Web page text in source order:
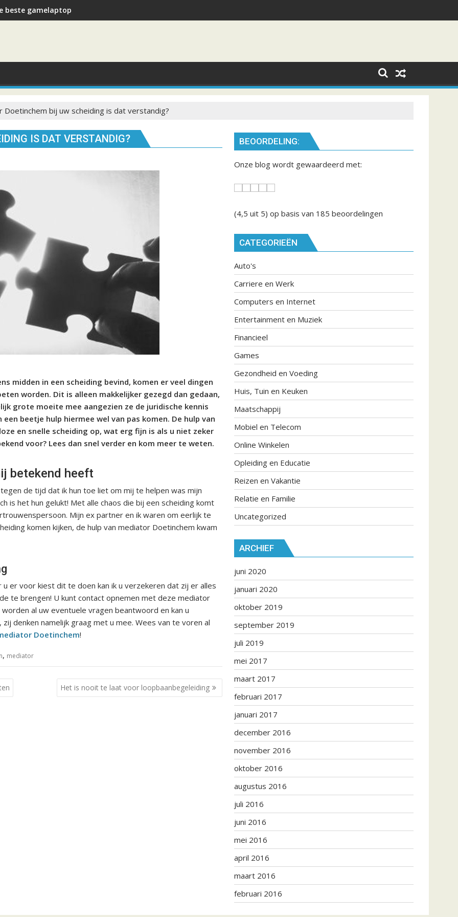
beste gamelaptop
Doetinchem bij uw scheiding is dat verstandig?
IS DAT VERSTANDIG?
midden in een scheiding bevind, komen er veel dingen
worden. Dit is alleen makkelijker gezegd dan gedaan,
grote moeite mee aangezien ze de juridische kennis
beetje hulp hiermee wel van pas komen. De hulp van
en snelle scheiding op, wat erg fijn is als u niet zeker
voor? Lees dan snel verder en kom meer te weten.
betekend heeft
de tijd dat ik hun toe liet om mij te helpen was mijn
is het hun gelukt! Met alle chaos die bij een scheiding komt
Mijn ex partner en ik waren om eerlijk te
komen kijken, de hulp van mediator Doetinchem kwam
er voor kiest dit te doen kan ik u verzekeren dat zij er alles
te brengen! U kunt contact opnemen met deze mediator
al uw eventuele vragen beantwoord en kan u
denken namelijk graag met u mee. Wees van te voren al
Doetinchem!
, mediator
Het is nooit te laat voor loopbaanbegeleiding
BEOORDELING:
Onze blog wordt gewaardeerd met:
(4,5 uit 5) op basis van 185 beoordelingen
CATEGORIEËN
Auto's
Carriere en Werk
Computers en Internet
Entertainment en Muziek
Financieel
Games
Gezondheid en Voeding
Huis, Tuin en Keuken
Maatschappij
Mobiel en Telecom
Online Winkelen
Opleiding en Educatie
Reizen en Vakantie
Relatie en Familie
Uncategorized
ARCHIEF
juni 2020
januari 2020
oktober 2019
september 2019
juli 2019
mei 2017
maart 2017
februari 2017
januari 2017
december 2016
november 2016
oktober 2016
augustus 2016
juli 2016
juni 2016
mei 2016
april 2016
maart 2016
februari 2016